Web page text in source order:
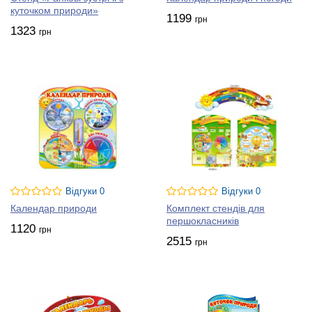
куточком природи»
1323 грн
1199 грн
Відгуки 0
Календар природи
1120 грн
Відгуки 0
Комплект стендів для
першокласників
2515 грн